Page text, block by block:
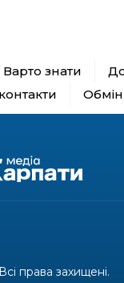
Варто знати
права захищені.